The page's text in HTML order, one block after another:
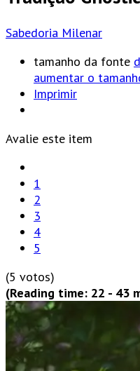
Sabedoria Milenar
tamanho da fonte
aumentar o
Imprimir
Avalie este item
1
2
3
4
5
(5 votos)
(Reading time: 22 - 43